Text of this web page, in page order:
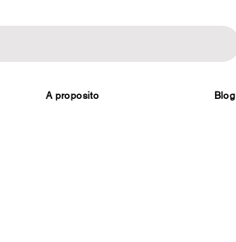
A proposito Blog